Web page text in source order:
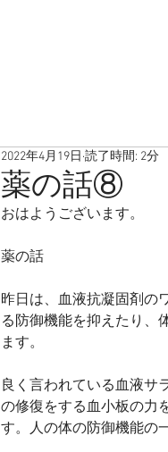
薬の話⑧
2022年4月19日 読了時間: 2分
おはようございます。
薬の話
昨日は、血液抗凝固剤の
る防御機能を抑えたり、
ます。
良く言われている血液サ
の修復をする血小板の力
す。人の体の防御機能の